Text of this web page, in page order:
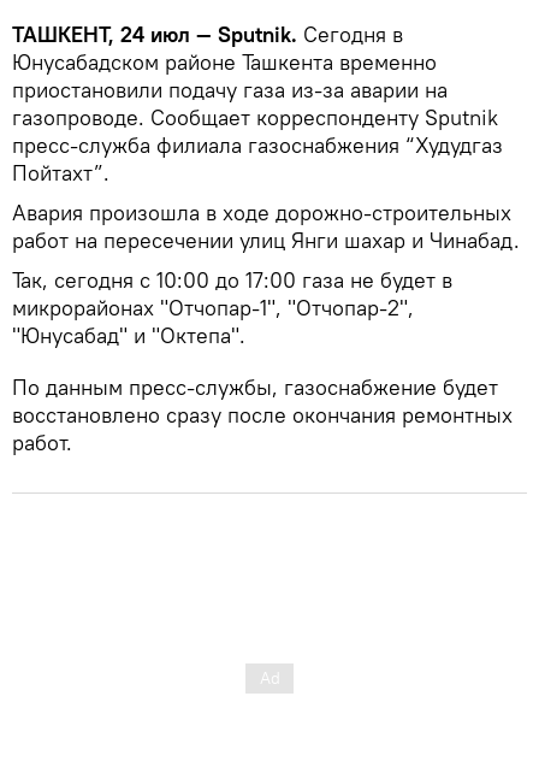
ТАШКЕНТ, 24 июл — Sputnik. Сегодня в
Юнусабадском районе Ташкента временно
приостановили подачу газа из-за аварии на
газопроводе. Сообщает корреспонденту Sputnik
пресс-служба филиала газоснабжения “Худудгаз
Пойтахт”.
Авария произошла в ходе дорожно-строительных
работ на пересечении улиц Янги шахар и Чинабад.
Так, сегодня с 10:00 до 17:00 газа не будет в
микрорайонах "Отчопар-1", "Отчопар-2",
"Юнусабад" и "Октепа".
По данным пресс-службы, газоснабжение будет
восстановлено сразу после окончания ремонтных
работ.